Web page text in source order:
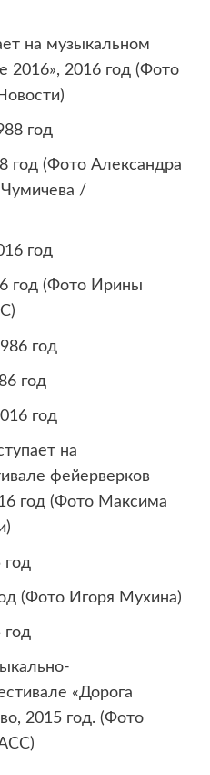
на музыкальном
2016», 2016 год (Фото
год (Фото Александра
/
год (Фото Ирины
год
на
фейерверков
год (Фото Максима
(Фото Игоря Мухина)
«Дорога
2015 год. (Фото